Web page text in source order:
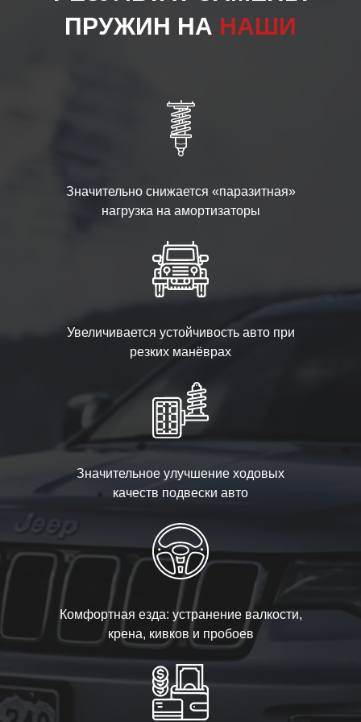
ПРУЖИН НА НАШИ
Значительно снижается «паразитная»
нагрузка на амортизаторы
Увеличивается устойчивость авто при
резких манёврах
Значительное улучшение ходовых
качеств подвески авто
Комфортная езда: устранение валкости,
крена, кивков и пробоев